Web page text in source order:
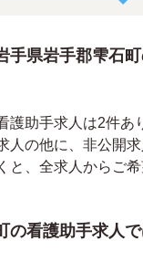
手県岩手郡雫石
護助手求人は2件あ
人の他に、非公開求
と、全求人からご
の看護助手求人